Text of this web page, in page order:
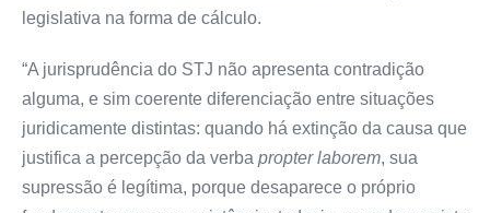
legislativa na forma de cálculo.
“A jurisprudência do STJ não apresenta contradição
alguma, e sim coerente diferenciação entre situações
juridicamente distintas: quando há extinção da causa que
justifica a percepção da verba propter laborem, sua
supressão é legítima, porque desaparece o próprio